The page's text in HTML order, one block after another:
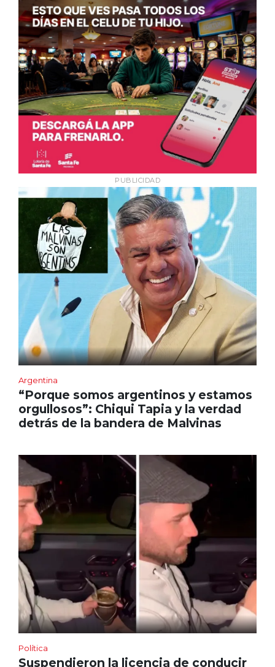
PUBLICIDAD
Argentina
“Porque somos argentinos y estamos
orgullosos”: Chiqui Tapia y la verdad
detrás de la bandera de Malvinas
Política
Suspendieron la licencia de conducir